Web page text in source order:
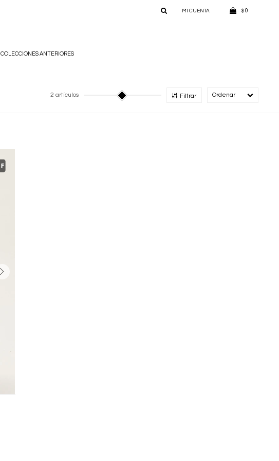
COLECCIONES ANTERIORES
$ 0
2 artículos Filtrar